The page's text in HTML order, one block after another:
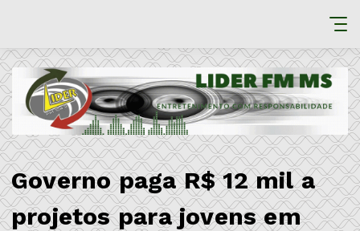
Governo paga R$ 12 mil a
projetos para jovens em